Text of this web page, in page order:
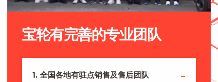
宝轮有完善的专业团队
1. 全国各地有驻点销售及售后团队